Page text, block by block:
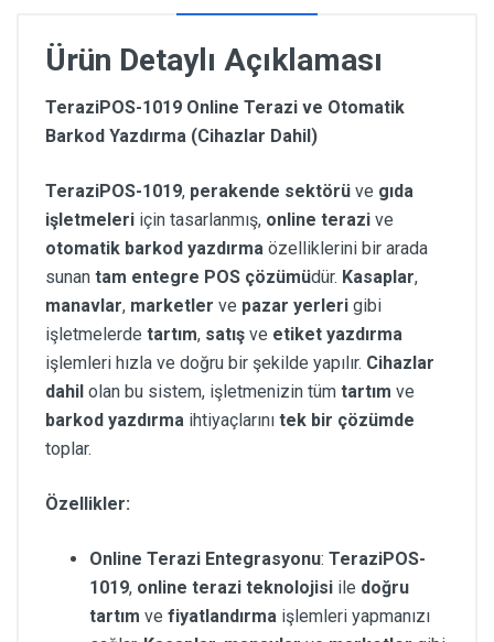
Ürün Detaylı Açıklaması
TeraziPOS-1019 Online Terazi ve Otomatik
Barkod Yazdırma (Cihazlar Dahil)
TeraziPOS-1019, perakende sektörü ve gıda
işletmeleri için tasarlanmış, online terazi ve
otomatik barkod yazdırma özelliklerini bir arada
sunan tam entegre POS çözümüdür. Kasaplar,
manavlar, marketler ve pazar yerleri gibi
işletmelerde tartım, satış ve etiket yazdırma
işlemleri hızla ve doğru bir şekilde yapılır. Cihazlar
dahil olan bu sistem, işletmenizin tüm tartım ve
barkod yazdırma ihtiyaçlarını tek bir çözümde
toplar.
Özellikler:
Online Terazi Entegrasyonu: TeraziPOS-
1019, online terazi teknolojisi ile doğru
tartım ve fiyatlandırma işlemleri yapmanızı